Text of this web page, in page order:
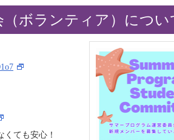
ボランティア）につい
ても安心！